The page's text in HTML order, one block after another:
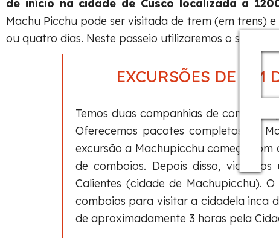
de início na cidade de Cusco localizada a
Machu Picchu pode ser visitada de trem (em trens)
ou quatro dias. Neste passeio utilizaremos o serviço
EXCURSÕES DE UM
Temos duas companhias de comboio
Oferecemos pacotes completos de
excursão a Machupicchu começa
de comboios. Depois disso,
Calientes (cidade de Machupicchu).
comboios para visitar a cidadela inca
de aproximadamente 3 horas pela